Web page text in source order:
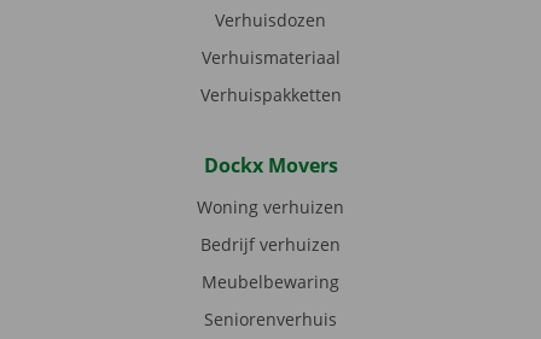
Verhuisdozen
Verhuismateriaal
Verhuispakketten
Dockx Movers
Woning verhuizen
Bedrijf verhuizen
Meubelbewaring
Seniorenverhuis